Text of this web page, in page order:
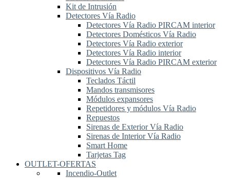
Kit de Intrusión
Detectores Vía Radio
Detectores Vía Radio PIRCAM interior
Detectores Domésticos Vía Radio
Detectores Vía Radio exterior
Detectores Vía Radio interior
Detectores Vía Radio PIRCAM exterior
Dispositivos Vía Radio
Teclados Táctil
Mandos transmisores
Módulos expansores
Repetidores y módulos Vía Radio
Repuestos
Sirenas de Exterior Vía Radio
Sirenas de Interior Vía Radio
Smart Home
Tarjetas Tag
OUTLET-OFERTAS
Incendio-Outlet